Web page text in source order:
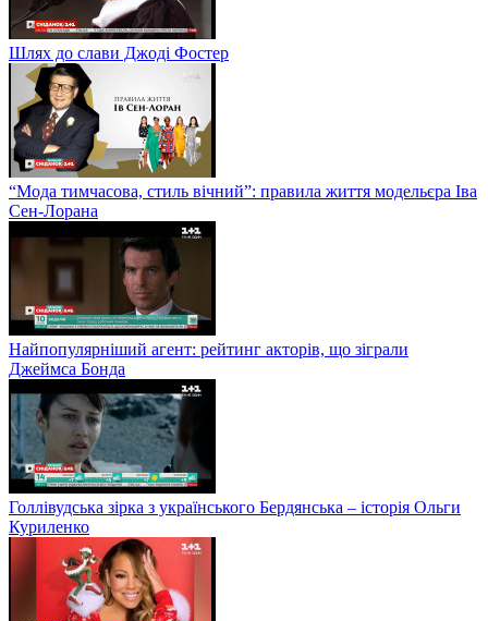
Шлях до слави Джоді Фостер
“Мода тимчасова, стиль вічний”: правила життя модельєра Іва
Сен-Лорана
Найпопулярніший агент: рейтинг акторів, що зіграли
Джеймса Бонда
Голлівудська зірка з українського Бердянська – історія Ольги
Куриленко